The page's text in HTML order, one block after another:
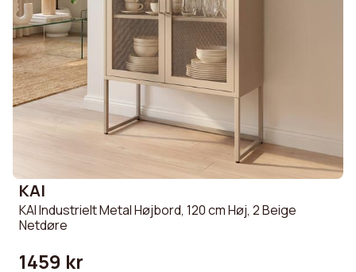
KAI
KAI Industrielt Metal Højbord, 120 cm Høj, 2 Beige
Netdøre
1459 kr